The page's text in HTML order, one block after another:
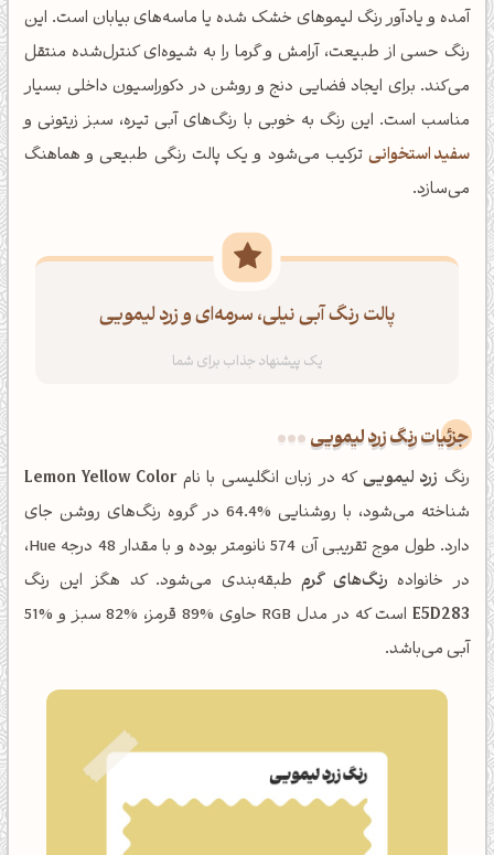
آمده و یادآور رنگ لیموهای خشک شده یا ماسه‌های بیابان است. این
رنگ حسی از طبیعت، آرامش و گرما را به شیوه‌ای کنترل‌شده منتقل
می‌کند. برای ایجاد فضایی دنج و روشن در دکوراسیون داخلی بسیار
مناسب است. این رنگ به خوبی با رنگ‌های آبی تیره، سبز زیتونی و
سفید استخوانی ترکیب می‌شود و یک پالت رنگی طبیعی و هماهنگ
می‌سازد.
پالت رنگ آبی نیلی، سرمه‌ای و زرد لیمویی
جزئیات رنگ زرد لیمویی
رنگ زرد لیموییکه در زبان انگلیسی با نامLemon Yellow Color
شناخته می‌شود، با روشنایی %64.4 در گروه رنگ‌های روشن جای
دارد. طول موج تقریبی آن 574 نانومتر بوده و با مقدار 48 درجه Hue،
در خانواده رنگ‌های گرمطبقه‌بندی می‌شود. کد هگز این رنگ
E5D283
است که در مدل RGB حاوی %89 قرمز، %82 سبز و %51
آبی می‌باشد.